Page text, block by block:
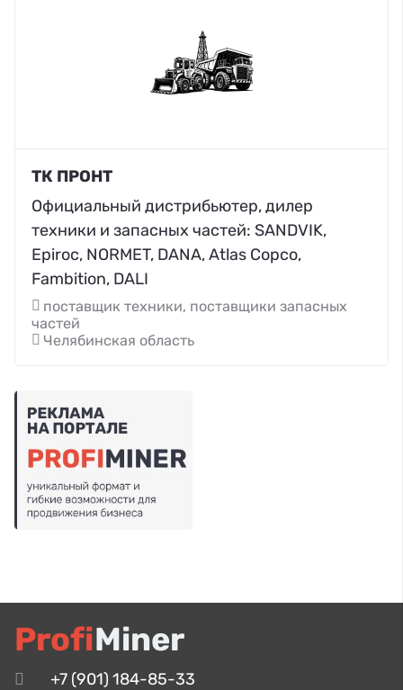
ТК ПРОНТ
Официальный дистрибьютер, дилер
техники и запасных частей: SANDVIK,
Epiroc, NORMET, DANA, Atlas Copco,
Fambition, DALI
поставщик техники, поставщики запасных
частей
Челябинская область
ProfiMiner
+7 (901) 184-85-33